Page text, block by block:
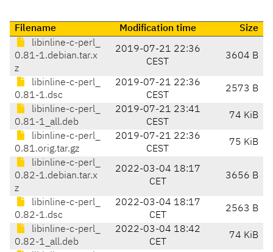
Filename Modification time
Size
libinline-c-perl_
0.81-1.debian.tar.x
z
2019-07-21 22:36
CEST
3604 B
libinline-c-perl_
0.81-1.dsc
2019-07-21 22:36
CEST
2573 B
libinline-c-perl_
0.81-1_all.deb
2019-07-21 23:41
CEST
74 KiB
libinline-c-perl_
0.81.orig.tar.gz
2019-07-21 22:36
CEST
75 KiB
libinline-c-perl_
0.82-1.debian.tar.x
z
2022-03-04 18:17
CET
3656 B
libinline-c-perl_
0.82-1.dsc
2022-03-04 18:17
CET
2563 B
libinline-c-perl_
0.82-1_all.deb
2022-03-04 18:42
CET
74 KiB